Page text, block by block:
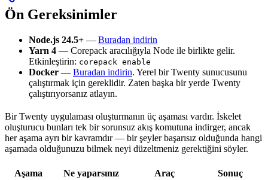
Ön Gereksinimler
Node.js 24.5+ — Buradan indirin
Yarn 4 — Corepack aracılığıyla Node ile birlikte gelir.
Etkinleştirin: corepack enable
Docker — Buradan indirin. Yerel bir Twenty sunucusunu
çalıştırmak için gereklidir. Zaten başka bir yerde Twenty
çalıştırıyorsanız atlayın.
Bir Twenty uygulaması oluşturmanın üç aşaması vardır. İskelet
oluşturucu bunları tek bir sorunsuz akış komutuna indirger, ancak
her aşama ayrı bir kavramdır — bir şeyler başarısız olduğunda hangi
aşamada olduğunuzu bilmek neyi düzeltmeniz gerektiğini söyler.
Aşama Ne yaparsınız Araç
Sonuç